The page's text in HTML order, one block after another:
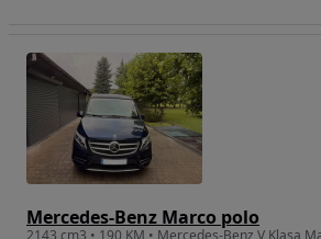
Mercedes-Benz Marco polo